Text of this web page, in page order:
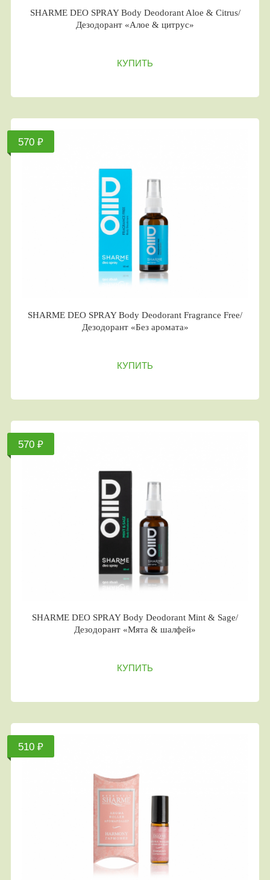
SHARME DEO SPRAY Body Deodorant Aloe & Citrus/
Дезодорант «Алое & цитрус»
КУПИТЬ
570 ₽
SHARME DEO SPRAY Body Deodorant Fragrance Free/
Дезодорант «Без аромата»
КУПИТЬ
570 ₽
SHARME DEO SPRAY Body Deodorant Mint & Sage/
Дезодорант «Мята & шалфей»
КУПИТЬ
510 ₽